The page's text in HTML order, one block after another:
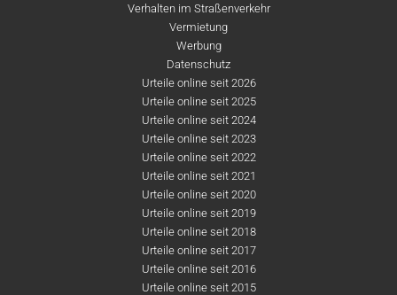
Verhalten im Straßenverkehr
Vermietung
Werbung
Datenschutz
Urteile online seit 2026
Urteile online seit 2025
Urteile online seit 2024
Urteile online seit 2023
Urteile online seit 2022
Urteile online seit 2021
Urteile online seit 2020
Urteile online seit 2019
Urteile online seit 2018
Urteile online seit 2017
Urteile online seit 2016
Urteile online seit 2015